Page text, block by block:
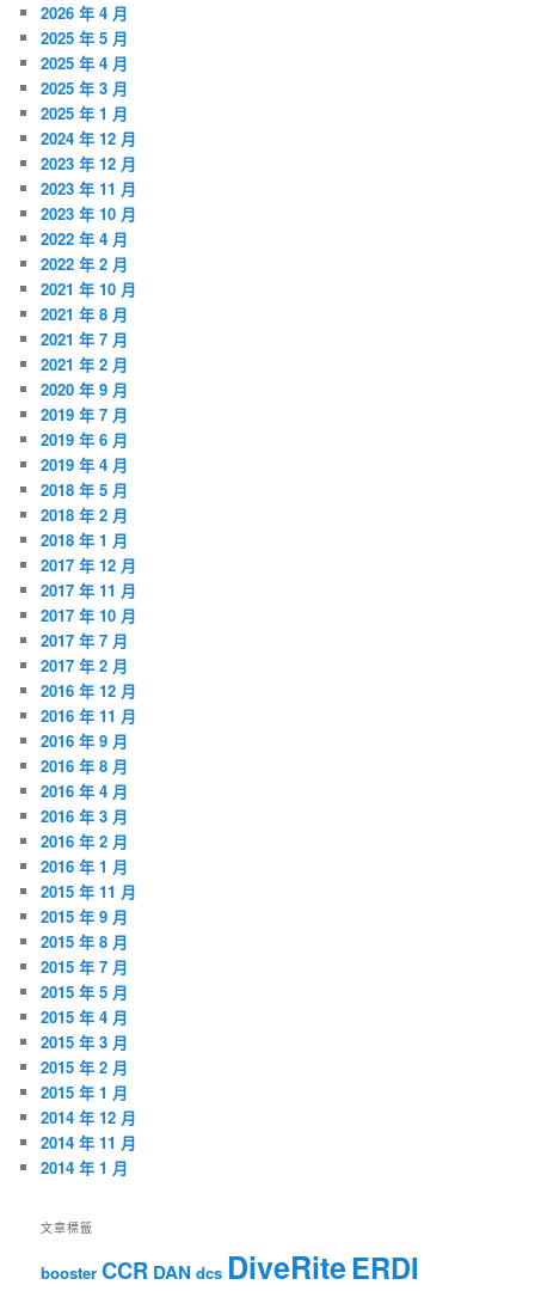
2026 年 4 月
2025 年 5 月
2025 年 4 月
2025 年 3 月
2025 年 1 月
2024 年 12 月
2023 年 12 月
2023 年 11 月
2023 年 10 月
2022 年 4 月
2022 年 2 月
2021 年 10 月
2021 年 8 月
2021 年 7 月
2021 年 2 月
2020 年 9 月
2019 年 7 月
2019 年 6 月
2019 年 4 月
2018 年 5 月
2018 年 2 月
2018 年 1 月
2017 年 12 月
2017 年 11 月
2017 年 10 月
2017 年 7 月
2017 年 2 月
2016 年 12 月
2016 年 11 月
2016 年 9 月
2016 年 8 月
2016 年 4 月
2016 年 3 月
2016 年 2 月
2016 年 1 月
2015 年 11 月
2015 年 9 月
2015 年 8 月
2015 年 7 月
2015 年 5 月
2015 年 4 月
2015 年 3 月
2015 年 2 月
2015 年 1 月
2014 年 12 月
2014 年 11 月
2014 年 1 月
文章標籤
booster CCR DAN dcs DiveRiteERDI